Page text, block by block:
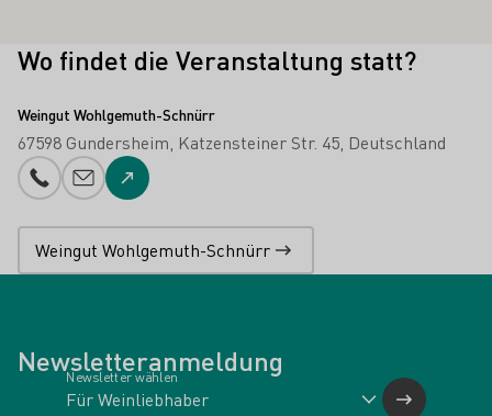
Wo findet die Veranstaltung statt?
Weingut Wohlgemuth-Schnürr
67598 Gundersheim Katzensteiner Str. 45 Deutschland
Telefonnummer
E-Mail-Adresse
Zur Website
Weingut Wohlgemuth-Schnürr
Newsletteranmeldung
Newsletter wählen